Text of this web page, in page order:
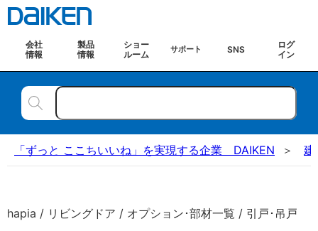
会社
情報
製品
情報
ショー
ルーム
サポート SNS
ログ
イン
「ずっと ここちいいね」を実現する企業 DAIKEN 建
hapia / リビングドア / オプション･部材一覧 / 引戸･吊戸